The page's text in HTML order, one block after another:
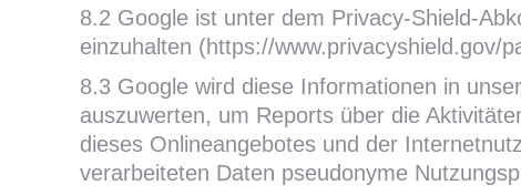
8.2 Google ist unter dem Privacy-Shield-
einzuhalten (https://www.privacyshield.gov/
8.3 Google wird diese Informationen in
auszuwerten, um Reports über die
dieses Onlineangebotes und der
verarbeiteten Daten pseudonyme